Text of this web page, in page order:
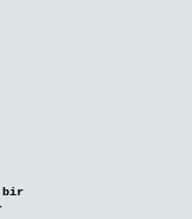
bir